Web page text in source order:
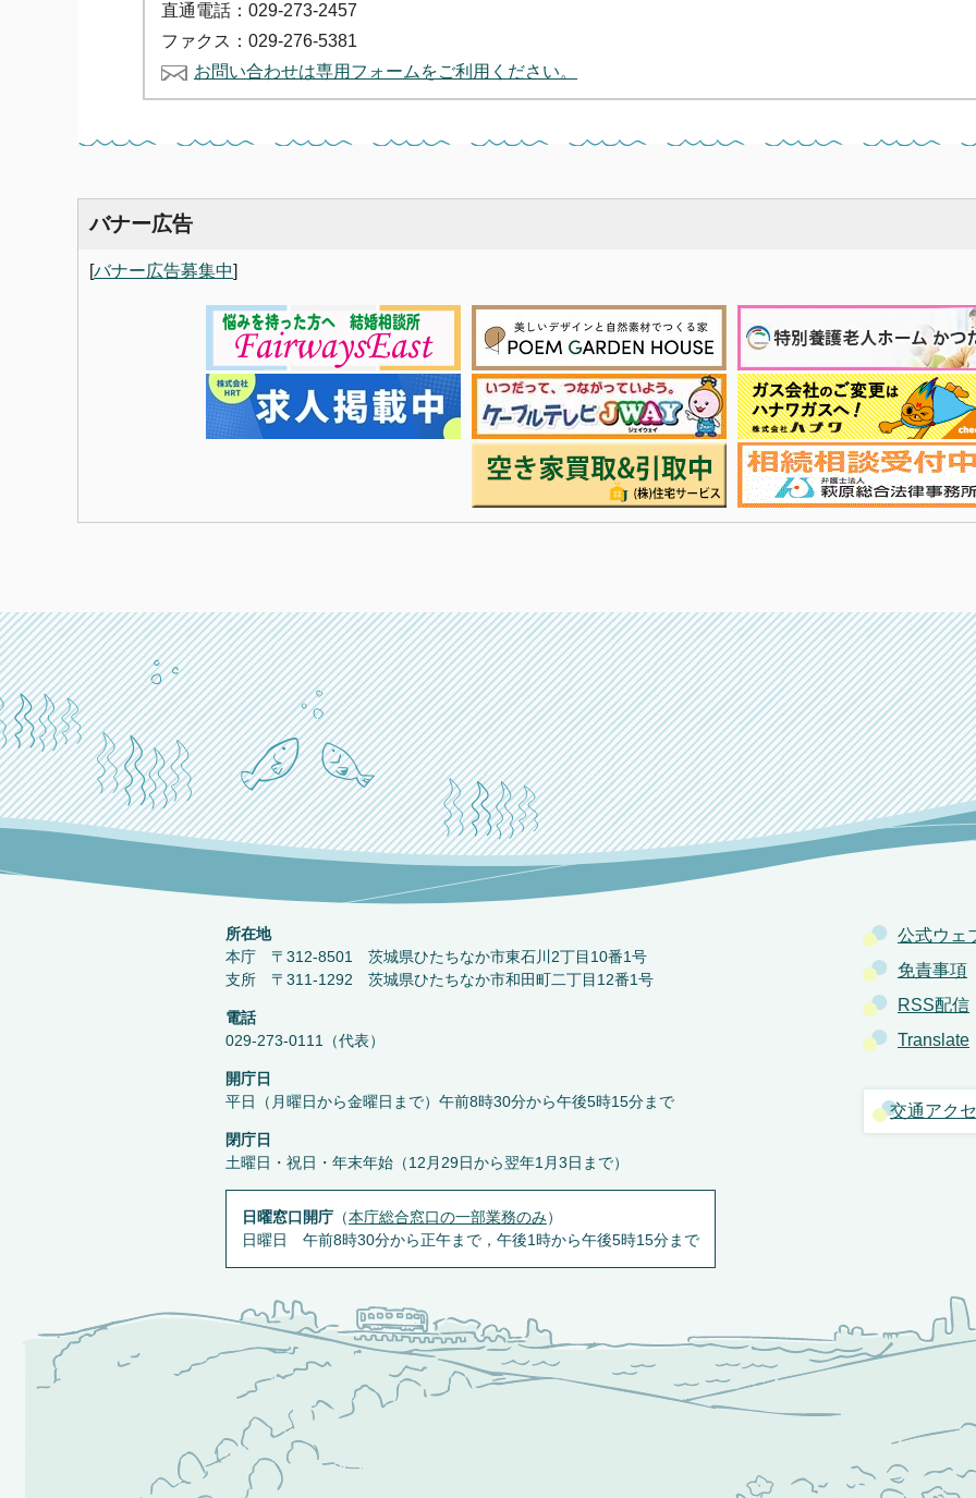
直通電話：029-273-2457
ファクス：029-276-5381
お問い合わせは専用フォームをご利用ください。
バナー広告
[バナー広告募集中]
公式ウェ
免責事項
RSS配信
Translate
交通アク
所在地
本庁 〒312-8501 茨城県ひたちなか市東石川2丁目10番1号
支所 〒311-1292 茨城県ひたちなか市和田町二丁目12番1号
電話
029-273-0111（代表）
開庁日
平日（月曜日から金曜日まで）午前8時30分から午後5時15分まで
閉庁日
土曜日・祝日・年末年始（12月29日から翌年1月3日まで）
日曜窓口開庁 （本庁総合窓口の一部業務のみ）
日曜日 午前8時30分から正午まで，午後1時から午後5時15分まで